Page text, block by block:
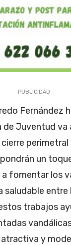
PUBLICIDAD
Fernández
de Juventud va
un
fomentar los
saludable entre
trabajos
y